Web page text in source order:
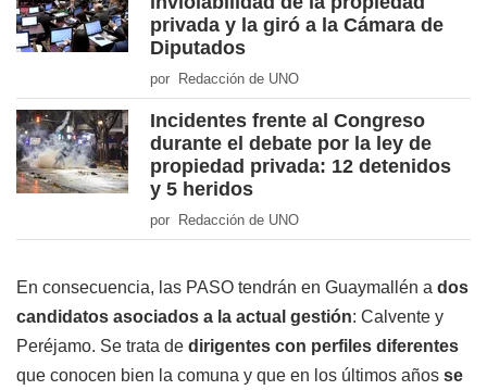
privada y la giró a la Cámara de
Diputados
por Redacción de UNO
Incidentes frente al Congreso
durante el debate por la ley de
propiedad privada: 12 detenidos
y 5 heridos
por Redacción de UNO
En consecuencia, las PASO tendrán en Guaymallén a dos
candidatos asociados a la actual gestión: Calvente y
Peréjamo. Se trata de dirigentes con perfiles diferentes
que conocen bien la comuna y que en los últimos años se